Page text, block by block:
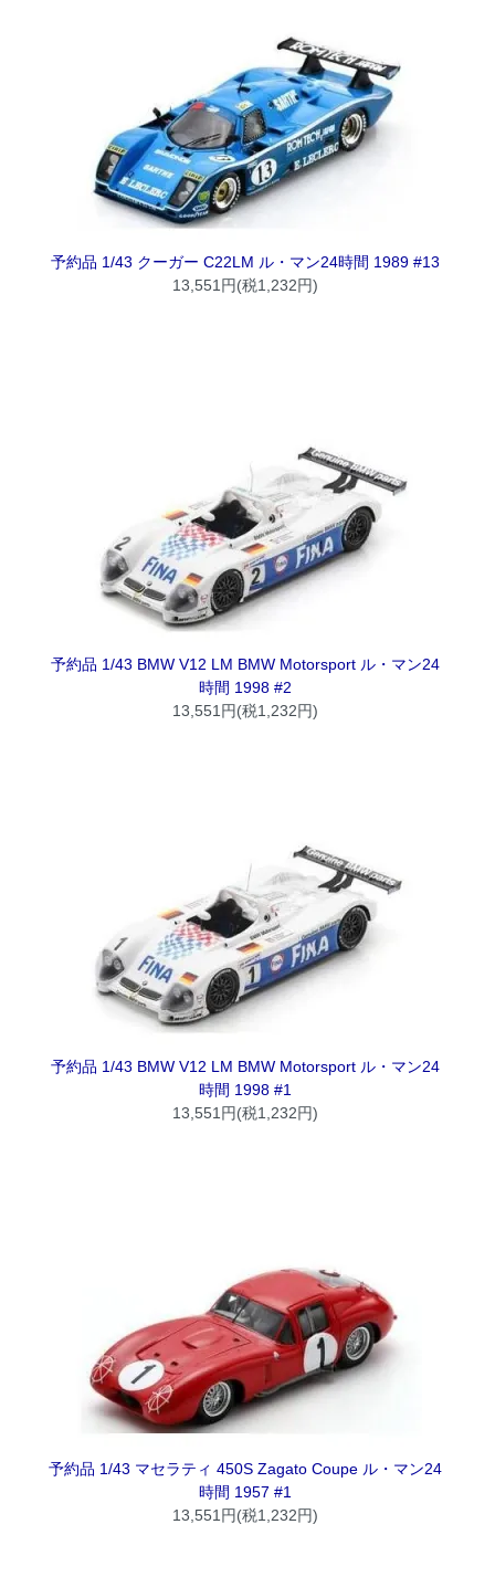
予約品 1/43 クーガー C22LM ル・マン24時間 1989 #13
13,551円(税1,232円)
予約品 1/43 BMW V12 LM BMW Motorsport ル・マン24
時間 1998 #2
13,551円(税1,232円)
予約品 1/43 BMW V12 LM BMW Motorsport ル・マン24
時間 1998 #1
13,551円(税1,232円)
予約品 1/43 マセラティ 450S Zagato Coupe ル・マン24
時間 1957 #1
13,551円(税1,232円)